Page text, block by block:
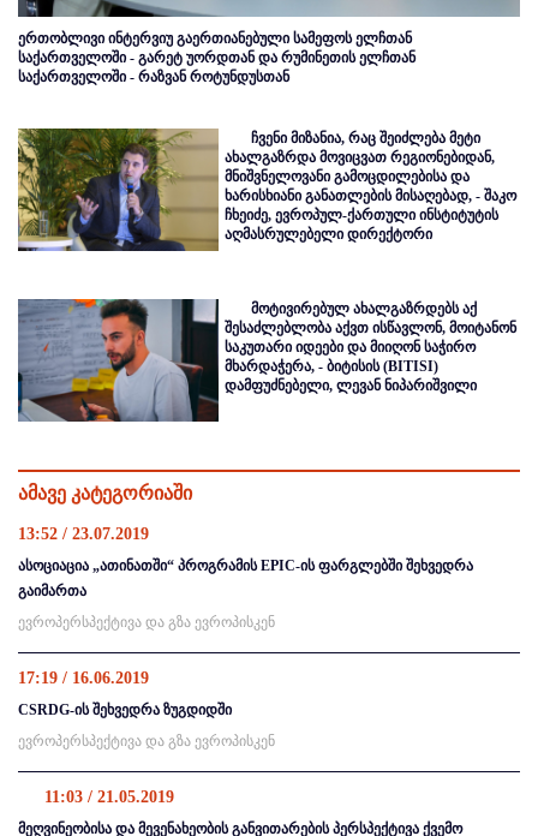
ერთობლივი ინტერვიუ გაერთიანებული სამეფოს ელჩთან
საქართველოში - გარეტ უორდთან და რუმინეთის ელჩთან
საქართველოში - რაზვან როტუნდუსთან
ჩვენი მიზანია, რაც შეიძლება მეტი
ახალგაზრდა მოვიცვათ რეგიონებიდან,
მნიშვნელოვანი გამოცდილებისა და
ხარისხიანი განათლების მისაღებად, - შაკო
ჩხეიძე, ევროპულ-ქართული ინსტიტუტის
აღმასრულებელი დირექტორი
მოტივირებულ ახალგაზრდებს აქ
შესაძლებლობა აქვთ ისწავლონ, მოიტანონ
საკუთარი იდეები და მიიღონ საჭირო
მხარდაჭერა, - ბიტისის (BITISI)
დამფუძნებელი, ლევან ნიპარიშვილი
ამავე კატეგორიაში
13:52 / 23.07.2019
ასოციაცია „ათინათში“ პროგრამის EPIC-ის ფარგლებში შეხვედრა
გაიმართა
ევროპერსპექტივა და გზა ევროპისკენ
17:19 / 16.06.2019
CSRDG-ის შეხვედრა ზუგდიდში
ევროპერსპექტივა და გზა ევროპისკენ
11:03 / 21.05.2019
მეღვინეობისა და მევენახეობის განვითარების პერსპექტივა ქვემო